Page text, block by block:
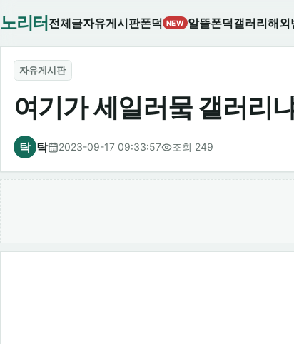
노리터 전체글자유게시판폰덕 NEW 알뜰폰덕갤러리해외
자유게시판
여기가 세일러뭌 갤러리
탁 탁 2023-09-17 09:33:57 조회 249